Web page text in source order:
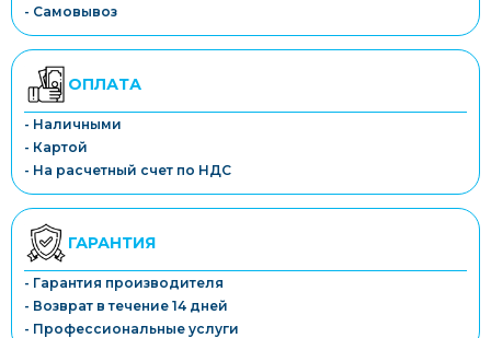
- Самовывоз
ОПЛАТА
- Наличными
- Картой
- На расчетный счет по НДС
ГАРАНТИЯ
- Гарантия производителя
- Возврат в течение 14 дней
- Профессиональные услуги